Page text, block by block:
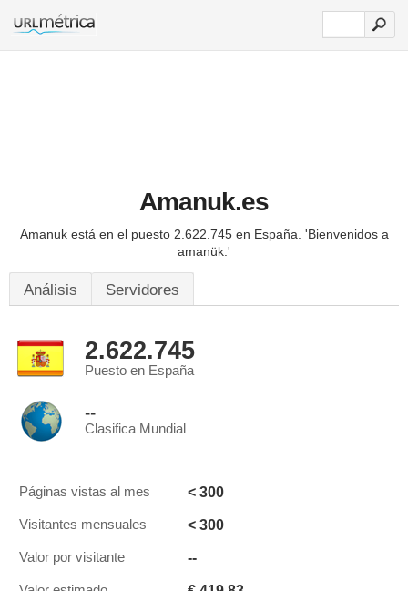
Amanuk.es
Amanuk está en el puesto 2.622.745 en España. 'Bienvenidos a
amanük.'
Análisis Servidores
2.622.745
Puesto en España
--
Clasifica Mundial
Páginas vistas al mes < 300
Visitantes mensuales < 300
Valor por visitante --